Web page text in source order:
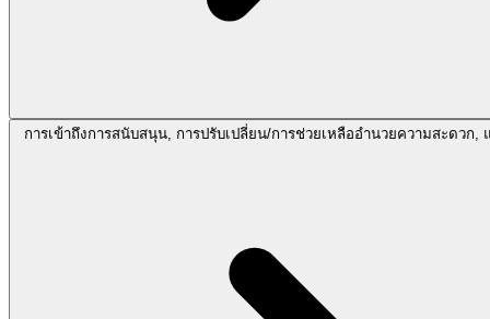
การเข้าถึงการสนับสนุน, การปรับเปลี่ยน/การช่วยเหลืออำนวยความสะดวก,